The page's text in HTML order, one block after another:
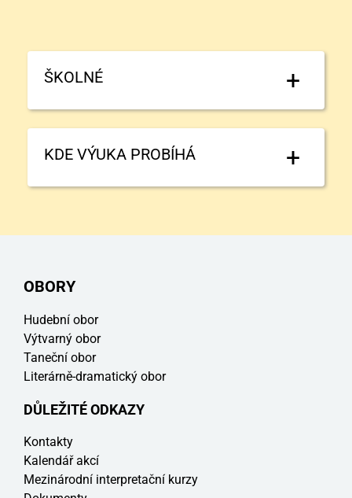
ŠKOLNÉ
KDE VÝUKA PROBÍHÁ
OBORY
Hudební obor
Výtvarný obor
Taneční obor
Literárně-dramatický obor
DŮLEŽITÉ ODKAZY
Kontakty
Kalendář akcí
Mezinárodní interpretační kurzy